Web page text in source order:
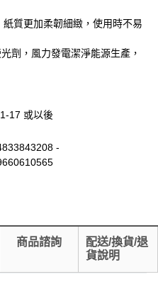
質更加柔韌細緻，使用時不易
劑，風力發電潔淨能源生產，
17 或以後
-
商品諮詢
配送/換貨/退
貨說明